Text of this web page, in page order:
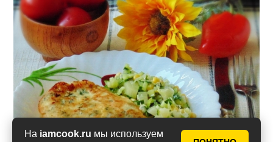
На iamcook.ru мы используем